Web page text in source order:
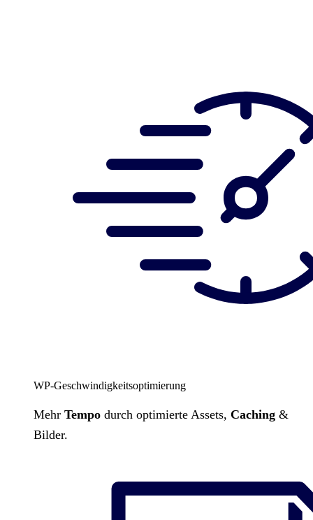
WP-Geschwindigkeitsoptimierung
Mehr Tempo durch optimierte Assets, Caching &
Bilder.